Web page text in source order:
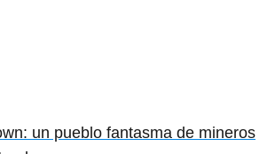
un pueblo fantasma de mineros